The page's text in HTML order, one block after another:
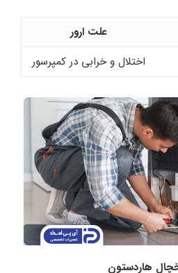
علت ارور
اختلال و خرابی در کمپرسور